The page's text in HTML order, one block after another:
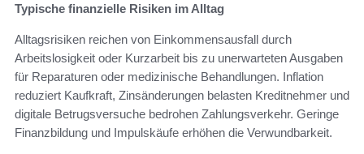
Typische finanzielle Risiken im Alltag
Alltagsrisiken reichen von Einkommensausfall durch
Arbeitslosigkeit oder Kurzarbeit bis zu unerwarteten Ausgaben
für Reparaturen oder medizinische Behandlungen. Inflation
reduziert Kaufkraft, Zinsänderungen belasten Kreditnehmer und
digitale Betrugsversuche bedrohen Zahlungsverkehr. Geringe
Finanzbildung und Impulskäufe erhöhen die Verwundbarkeit.